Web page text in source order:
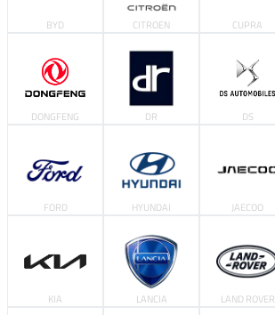
BYD CITROEN CUPRA
DONGFENG DR DS
FORD HYUNDAI JAECOO
KIA LANCIA LAND ROVER